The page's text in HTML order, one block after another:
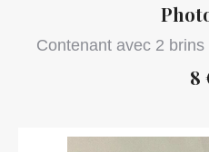
Contenant avec 2
8